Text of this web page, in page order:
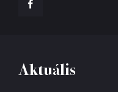
Aktuális